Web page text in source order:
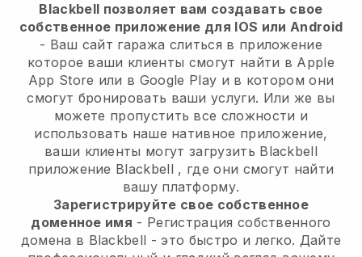
Blackbell позволяет вам создавать свое
собственное приложение для IOS или Android
- Ваш сайт гаража слиться в приложение
которое ваши клиенты смогут найти в Apple
App Store или в Google Play и в котором они
смогут бронировать ваши услуги. Или же вы
можете пропустить все сложности и
использовать наше нативное приложение,
ваши клиенты могут загрузить Blackbell
приложение Blackbell , где они смогут найти
вашу платформу.
Зарегистрируйте свое собственное
доменное имя - Регистрация собственного
домена в Blackbell - это быстро и легко. Дайте